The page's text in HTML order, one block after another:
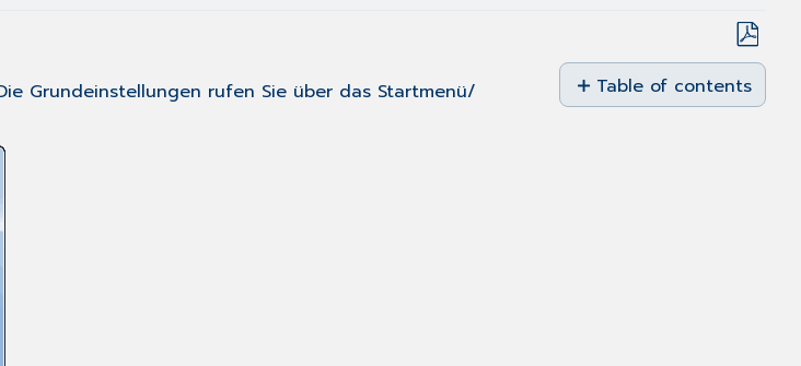
Save
as
PDF
Table of contents
No
Grundeinstellungen rufen Sie über das Startmenü/